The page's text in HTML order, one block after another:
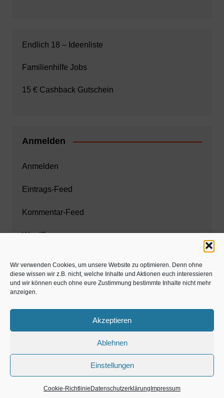
Wir verwenden Cookies, um unsere Website zu optimieren. Denn ohne
diese wissen wir z.B. nicht, welche Inhalte und Aktionen euch interessieren
und wir können euch ohne eure Zustimmung bestimmte Inhalte nicht mehr
anzeigen.
Akzeptieren
Ablehnen
Einstellungen
Cookie-Richtlinie Datenschutzerklärung Impressum
Endlich 18 – Ideenliste
Familienhilfe Jobs
15 € Cashback Gutschein
Anmelden
Anmelden
Eintrags-Feed
Kommentar-Feed
WordPress.org
Zahnarzt München
www.estaregistrierung.org – ESTA
©familös - dieTestfamilie -
Weihnachten, Adventszeit
Magazin Gastartikel